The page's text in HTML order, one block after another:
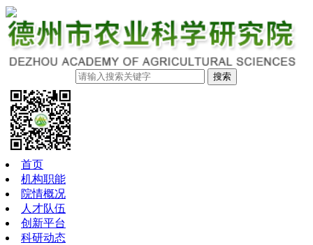
搜索
首页
机构职能
院情概况
人才队伍
创新平台
科研动态